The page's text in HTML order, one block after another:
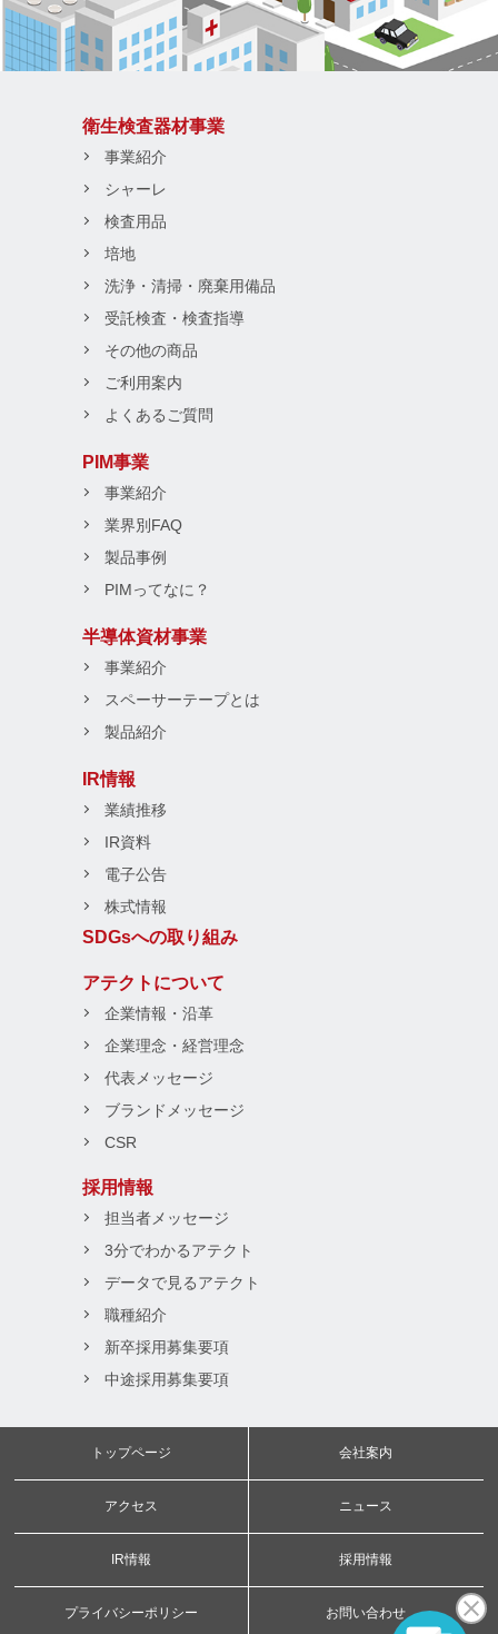
衛生検査器材事業
事業紹介
シャーレ
検査用品
培地
洗浄・清掃・廃棄用備品
受託検査・検査指導
その他の商品
ご利用案内
よくあるご質問
PIM事業
事業紹介
業界別FAQ
製品事例
PIMってなに？
半導体資材事業
事業紹介
スペーサーテープとは
製品紹介
IR情報
業績推移
IR資料
電子公告
株式情報
SDGsへの取り組み
アテクトについて
企業情報・沿革
企業理念・経営理念
代表メッセージ
ブランドメッセージ
CSR
採用情報
担当者メッセージ
3分でわかるアテクト
データで見るアテクト
職種紹介
新卒採用募集要項
中途採用募集要項
トップページ 会社案内
アクセス ニュース
IR情報 採用情報
プライバシーポリシー お問い合わせ